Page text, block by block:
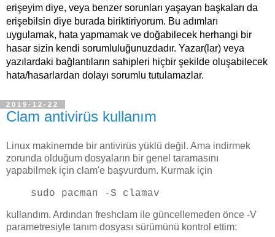
erişeyim diye, veya benzer sorunları yaşayan başkaları da
erişebilsin diye burada biriktiriyorum. Bu adımları
uygulamak, hata yapmamak ve doğabilecek herhangi bir
hasar sizin kendi sorumluluğunuzdadır. Yazar(lar) veya
yazılardaki bağlantıların sahipleri hiçbir şekilde oluşabilecek
hata/hasarlardan dolayı sorumlu tutulamazlar.
2019-12-22
Clam antivirüs kullanım
Linux makinemde bir antivirüs yüklü değil. Ama indirmek
zorunda olduğum dosyaların bir genel taramasını
yapabilmek için clam'e başvurdum. Kurmak için
sudo pacman -S clamav
kullandım. Ardından freshclam ile güncellemeden önce -V
parametresiyle tanım dosyası sürümünü kontrol ettim: